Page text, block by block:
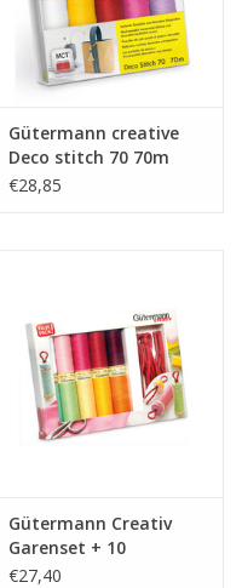
Gütermann creative
Deco stitch 70 70m
garenset col.1 (10 x
€28,85
Gütermann Creativ
Garenset + 10
Bobbinclips
€27,40